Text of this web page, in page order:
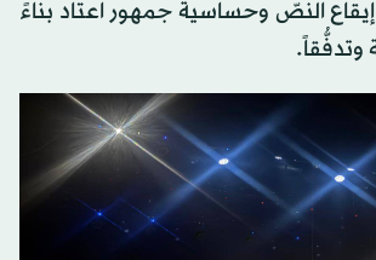
النصّ وحساسية جمهور اعتاد بناءً
وتدفُّقاً.